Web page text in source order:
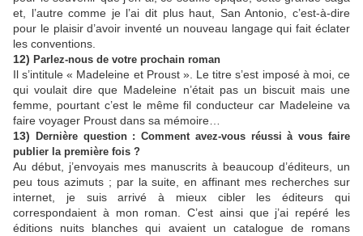
et, l’autre comme je l’ai dit plus haut, San Antonio, c’est-à-dire
pour le plaisir d’avoir inventé un nouveau langage qui fait éclater
les conventions.
12) Parlez-nous de votre prochain roman
Il s’intitule « Madeleine et Proust ». Le titre s’est imposé à moi, ce
qui voulait dire que Madeleine n’était pas un biscuit mais une
femme, pourtant c’est le même fil conducteur car Madeleine va
faire voyager Proust dans sa mémoire…
13)
Dernière question : Comment avez-vous réussi à vous faire
publier la première fois ?
Au début, j’envoyais mes manuscrits à beaucoup d’éditeurs, un
peu tous azimuts ; par la suite, en affinant mes recherches sur
internet, je suis arrivé à mieux cibler les éditeurs qui
correspondaient à mon roman. C’est ainsi que j’ai repéré les
éditions nuits blanches qui avaient un catalogue de romans